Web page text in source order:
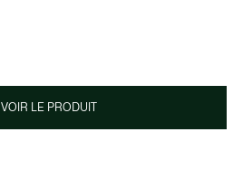
VOIR LE PRODUIT